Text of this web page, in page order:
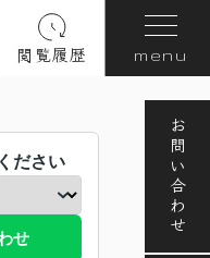
閲覧履歴 menu
お問い合わせ
ださい
せ